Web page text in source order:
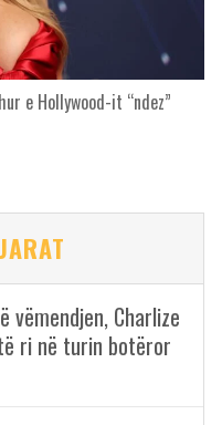
e Hollywood-it “ndez”
vëmendjen, Charlize
ri në turin botëror